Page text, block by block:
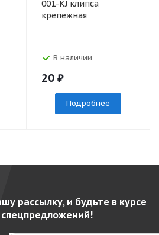
001-KJ клипса
крепежная
В наличии
20 ₽
Подробнее
рассылку, и будьте в курсе